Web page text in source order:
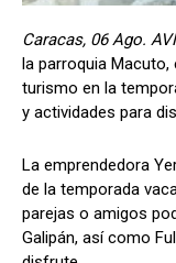
Caracas, 06 Ago.
la parroquia Macuto,
turismo en la
y actividades para
La emprendedora
de la temporada
parejas o amigos
Galipán, así como